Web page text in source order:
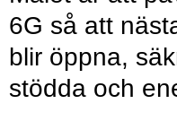
6G så att
blir öppna,
stödda och